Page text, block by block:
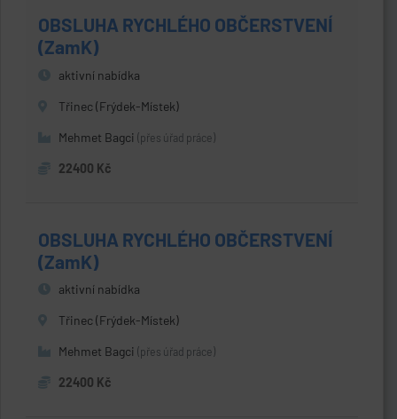
OBSLUHA RYCHLÉHO OBČERSTVENÍ
(ZamK)
aktivní nabídka
Třinec (Frýdek-Místek)
Mehmet Bagci (přes úřad práce)
22400 Kč
OBSLUHA RYCHLÉHO OBČERSTVENÍ
(ZamK)
aktivní nabídka
Třinec (Frýdek-Místek)
Mehmet Bagci (přes úřad práce)
22400 Kč